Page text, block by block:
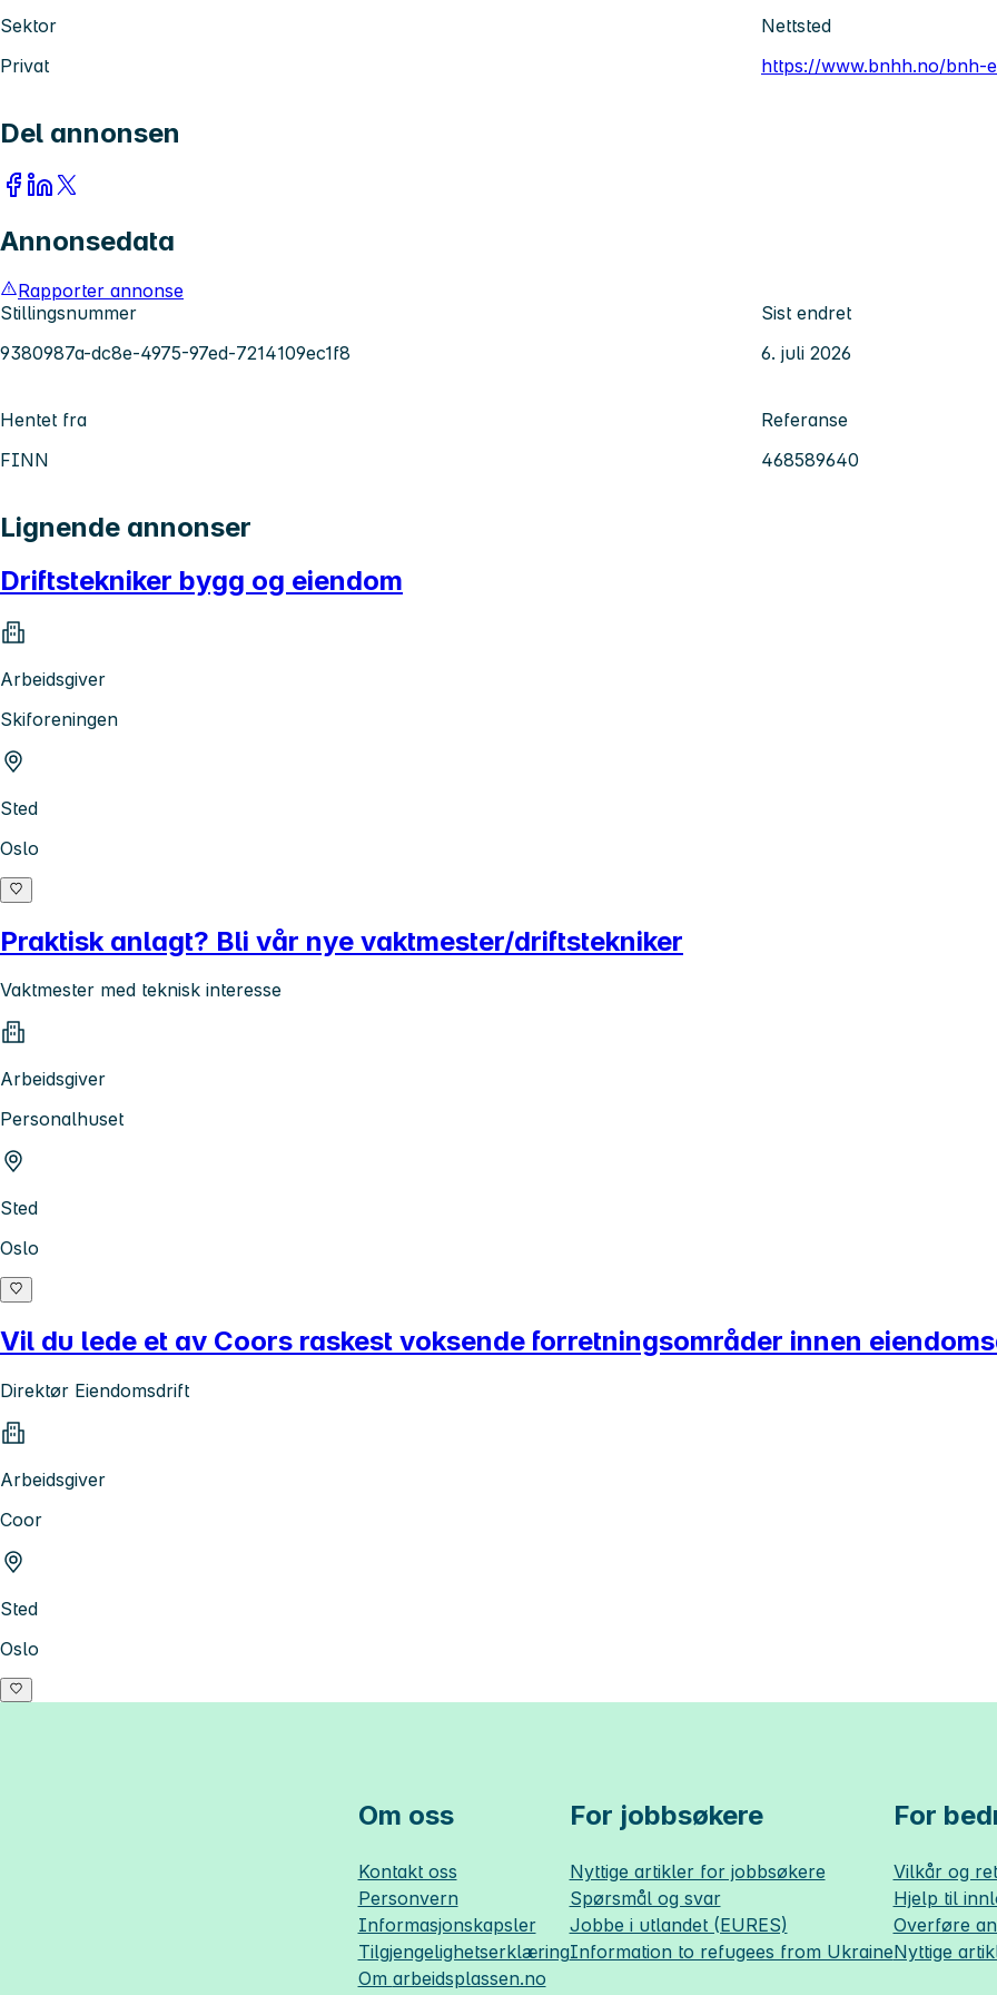
Sektor
Privat
Nettsted
https://www.bnhh.no/bnh-
Del annonsen
Annonsedata
Rapporter annonse
Stillingsnummer
9380987a-dc8e-4975-97ed-7214109ec1f8
Sist endret
6. juli 2026
Hentet fra
FINN
Referanse
468589640
Lignende annonser
Driftstekniker bygg og eiendom
Arbeidsgiver
Skiforeningen
Sted
Oslo
Praktisk anlagt? Bli vår nye vaktmester/driftstekniker
Vaktmester med teknisk interesse
Arbeidsgiver
Personalhuset
Sted
Oslo
Vil du lede et av Coors raskest voksende forretningsområder innen
Direktør Eiendomsdrift
Arbeidsgiver
Coor
Sted
Oslo
Om oss
Kontakt oss
Personvern
Informasjonskapsler
Tilgjengelighetserklæring
Om arbeidsplassen.no
For jobbsøkere
Nyttige artikler for jobbsøkere
Spørsmål og svar
Jobbe i utlandet (EURES)
Information to refugees from Ukraine
For
Vilkår og
Hjelp til
Overføre
Nyttige